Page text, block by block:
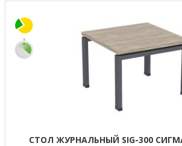
СТОЛ ЖУРНАЛЬНЫЙ SIG-300